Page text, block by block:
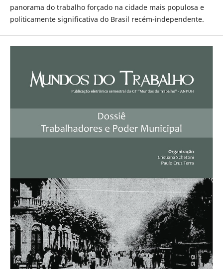
panorama do trabalho forçado na cidade mais populosa e
politicamente significativa do Brasil recém-independente.